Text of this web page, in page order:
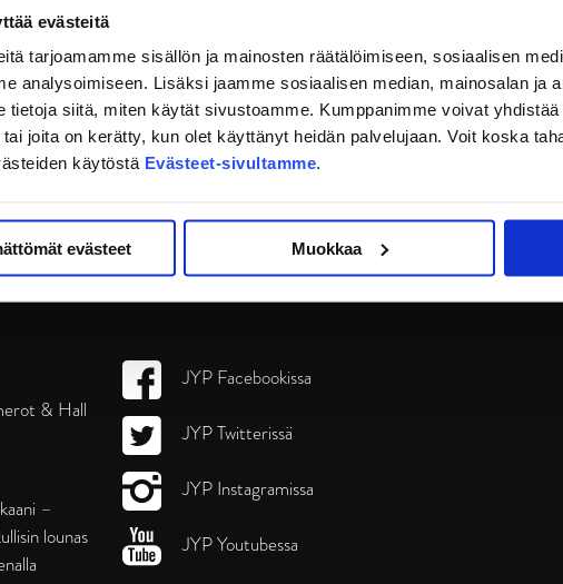
evästeitä
tarjoamamme sisällön ja mainosten räätälöimiseen, sosiaalisen
analysoimiseen. Lisäksi jaamme sosiaalisen median, mainosalan ja
tietoja siitä, miten käytät sivustoamme. Kumppanimme voivat
joita on kerätty, kun olet käyttänyt heidän palvelujaan. Voit koska
käytöstä Evästeet-sivultamme.
evästeet Muokkaa
& Hall
–
lounas
JYP Facebookissa
JYP Twitterissä
JYP Instagramissa
JYP Youtubessa